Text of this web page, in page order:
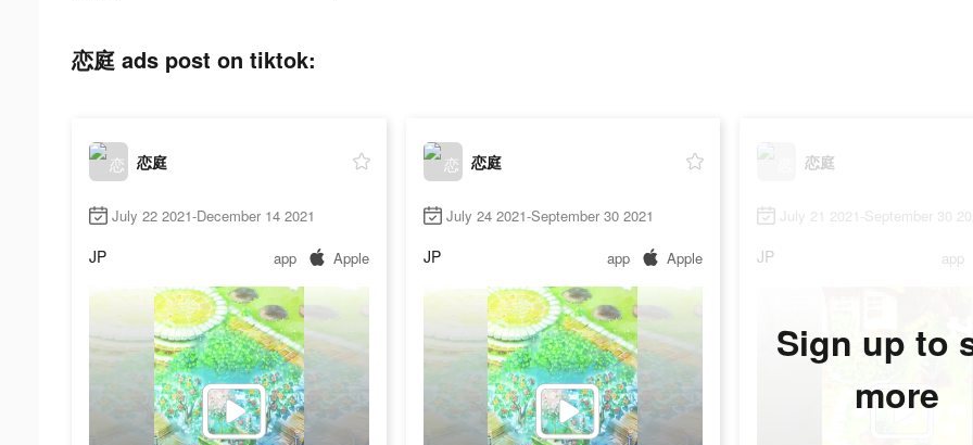
恋庭 ads post on tiktok:
恋庭
July 22 2021-December 14 2021
JP app Apple
恋庭
July 24 2021-September 30 2021
JP app Apple
恋庭
July 21 2021-September 30
JP app
Sign up to
more